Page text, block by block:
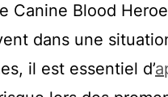
Canine Blood
dans une
il est essentiel d’